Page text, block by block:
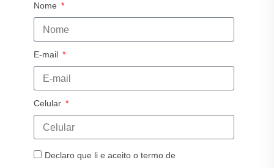
Nome
E-mail
Celular
Declaro que li e aceito o termo de